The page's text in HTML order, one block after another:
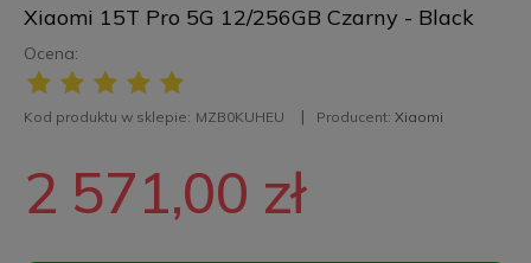
Xiaomi 15T Pro 5G 12/256GB Czarny - Black
Ocena:
Kod produktu w sklepie: MZB0KUHEU Producent: Xiaomi
2 571,00 zł